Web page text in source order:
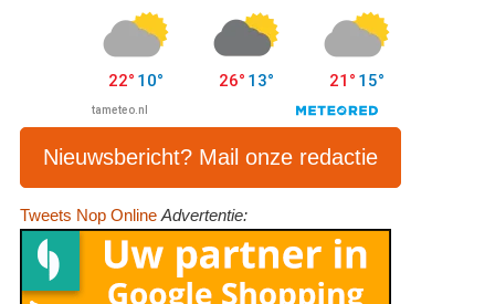
Nieuwsbericht? Mail onze redactie
Tweets Nop Online Advertentie: